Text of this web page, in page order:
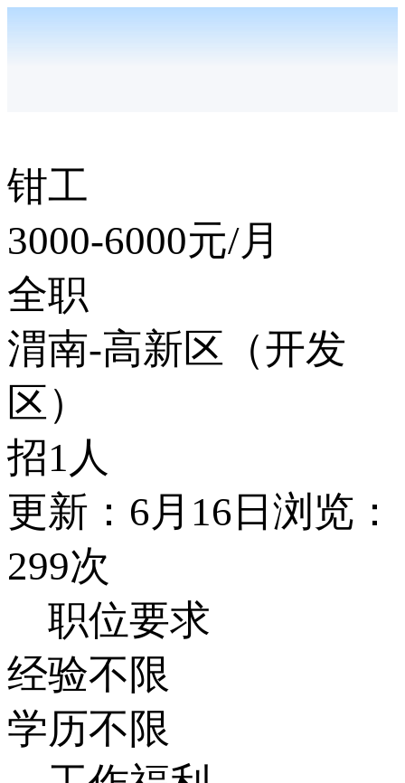
钳工
3000-6000元/月
全职
渭南-高新区（开发
区）
招1人
更新：6月16日 浏览：
299次
职位要求
经验不限
学历不限